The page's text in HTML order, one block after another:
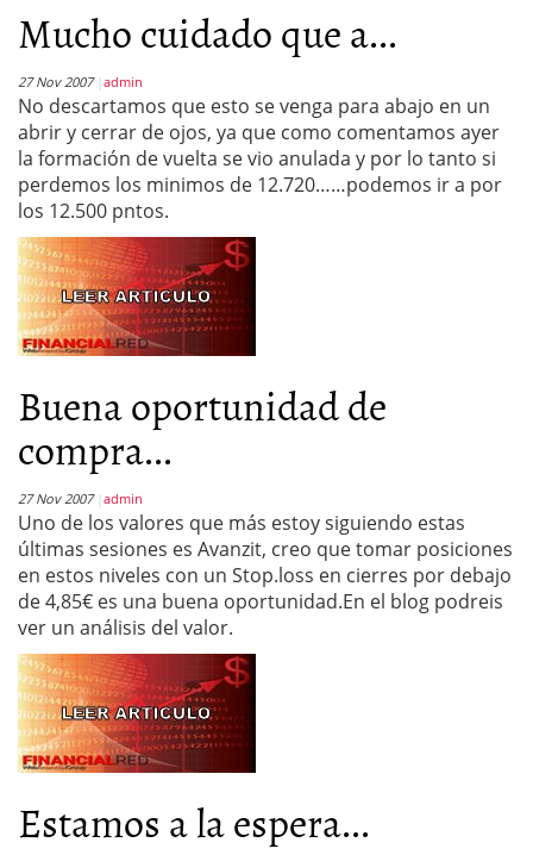
Mucho cuidado que a...
27 Nov 2007 admin
No descartamos que esto se venga para abajo en un
abrir y cerrar de ojos, ya que como comentamos ayer
la formación de vuelta se vio anulada y por lo tanto si
perdemos los minimos de 12.720……podemos ir a por
los 12.500 pntos.
Buena oportunidad de
compra...
27 Nov 2007 admin
Uno de los valores que más estoy siguiendo estas
últimas sesiones es Avanzit, creo que tomar posiciones
en estos niveles con un Stop.loss en cierres por debajo
de 4,85€ es una buena oportunidad.En el blog podreis
ver un análisis del valor.
Estamos a la espera...